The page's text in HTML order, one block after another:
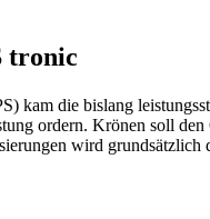
tronic
kam die bislang
ordern. Krönen soll
wird grundsätzlich